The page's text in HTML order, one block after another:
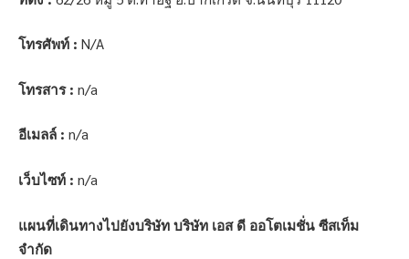
โทรศัพท์ : N/A
โทรสาร : n/a
อีเมลล์ : n/a
เว็บไซท์ : n/a
แผนที่เดินทางไปยังบริษัท บริษัท เอส ดี ออโตเมชั่น ซีสเท็ม
จำกัด